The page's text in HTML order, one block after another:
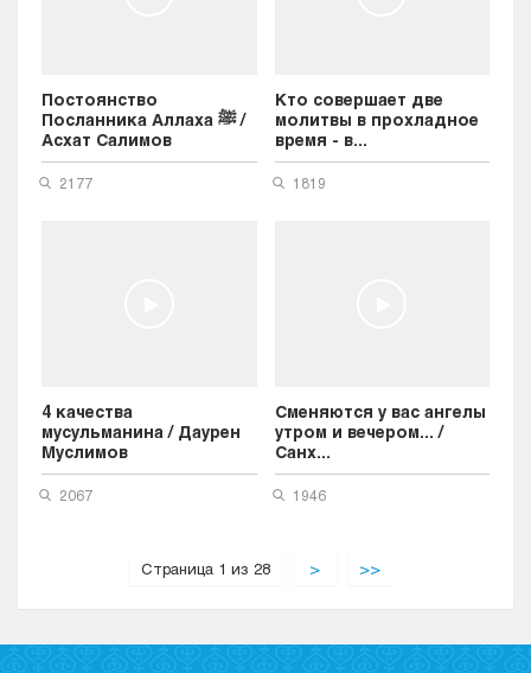
Постоянство
Посланника Аллаха ﷺ /
Асхат Салимов
2177
Кто совершает две
молитвы в прохладное
время - в...
1819
4 качества
мусульманина / Даурен
Муслимов
2067
Сменяются у вас ангелы
утром и вечером... /
Санх...
1946
Страница 1 из 28 > >>